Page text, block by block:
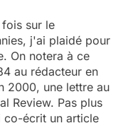
sur le
j'ai plaidé pour
On notera à ce
au rédacteur en
2000, une lettre au
Review. Pas plus
écrit un article